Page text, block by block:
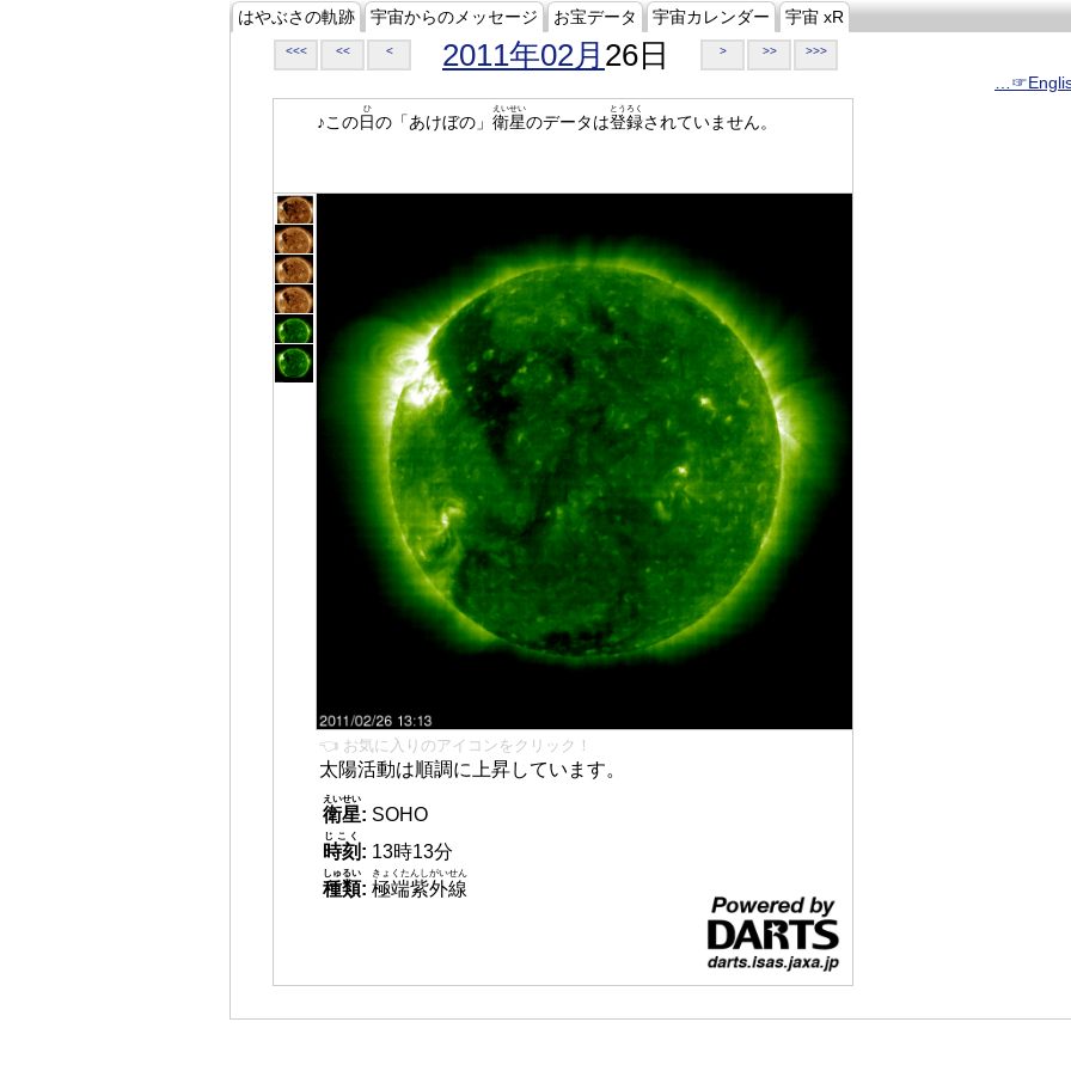
はやぶさの軌跡 宇宙からのメッセージ お宝データ 宇宙カレンダー 宇宙 xR
<<< << < 2011年02月 26日 > >> >>>
♪この日
ひ
の「あけぼの」 衛星
えいせい
のデータは登録
とうろく
されていません。
👈 お気に入りのアイコンをクリック！
太陽活動は順調に上昇しています。
衛星
えいせい
: SOHO
時刻
じこく
: 13時13分
種類
しゅるい
: 極端紫外線
きょくたんしがいせん